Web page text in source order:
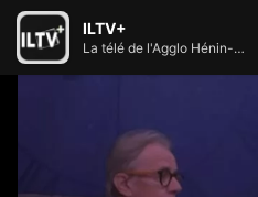
ILTV+
La télé de l'Agglo Hénin-Carvin